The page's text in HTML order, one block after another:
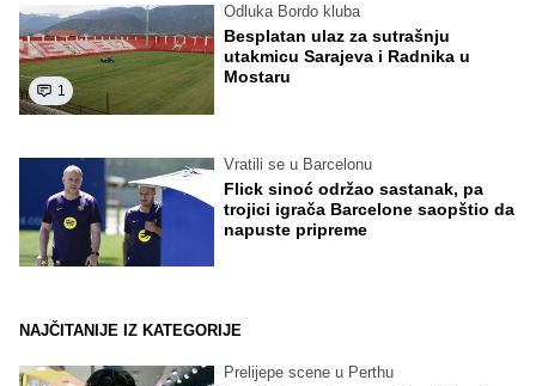
1
Odluka Bordo kluba
Besplatan ulaz za sutrašnju
utakmicu Sarajeva i Radnika u
Mostaru
Vratili se u Barcelonu
Flick sinoć održao sastanak, pa
trojici igrača Barcelone saopštio da
napuste pripreme
NAJČITANIJE IZ KATEGORIJE
Prelijepe scene u Perthu